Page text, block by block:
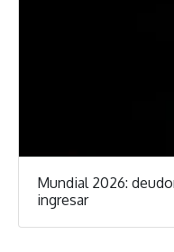
Mundial 2026:
ingresar